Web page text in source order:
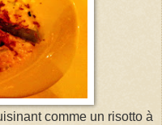
comme un risotto à